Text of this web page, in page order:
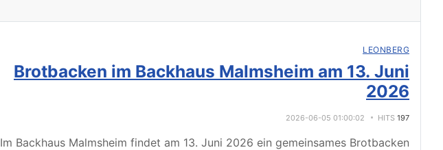
LEONBERG
Brotbacken im Backhaus Malmsheim am 13. Juni
2026
2026-06-05 01:00:02 HITS 197
Im Backhaus Malmsheim findet am 13. Juni 2026 ein gemeinsames Brotbacken